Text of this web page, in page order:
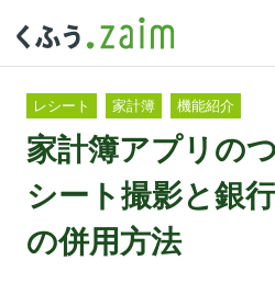
レシート 家計簿 機能紹介
家計簿アプリの
シート撮影と銀
の併用方法